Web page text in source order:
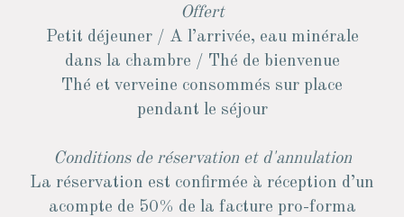
Offert
Petit déjeuner / A l’arrivée, eau minérale
dans la chambre / Thé de bienvenue
Thé et verveine consommés sur place
pendant le séjour
Conditions de réservation et d'annulation
La réservation est confirmée à réception d’un
acompte de 50% de la facture pro-forma